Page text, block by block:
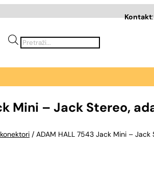
Kontakt
Products
search
Mini – Jack Stereo,
/ ADAM HALL 7543 Jack Mini –